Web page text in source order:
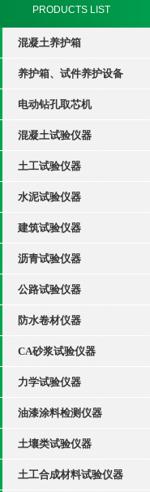
PRODUCTS LIST
混凝土养护箱
养护箱、试件养护设备
电动钻孔取芯机
混凝土试验仪器
土工试验仪器
水泥试验仪器
建筑试验仪器
沥青试验仪器
公路试验仪器
防水卷材仪器
CA砂浆试验仪器
力学试验仪器
油漆涂料检测仪器
土壤类试验仪器
土工合成材料试验仪器